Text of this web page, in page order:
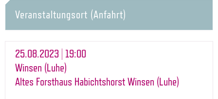
Veranstaltungsort (Anfahrt)
25.08.2023 | 19:00
Winsen (Luhe)
Altes Forsthaus Habichtshorst Winsen (Luhe)